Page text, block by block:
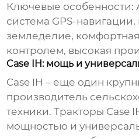
Ключевые особенности:
система GPS-
земледелие,
контролем, высокая
Case IH: мощь и
Case IH – еще один
производитель
техники. Тракторы Case
мощностью и